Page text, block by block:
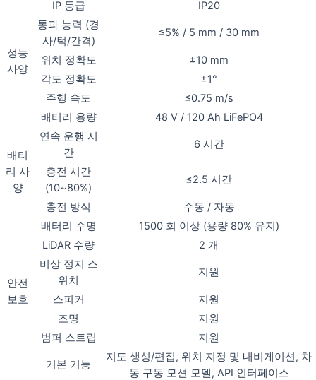
IP 등급 IP20
성능
사양
통과 능력 (경
사/턱/간격)
≤5% / 5 mm / 30 mm
위치 정확도
±10 mm
각도 정확도
±1°
주행 속도
≤0.75 m/s
배터
리 사
양
배터리 용량
48 V / 120 Ah LiFePO4
연속 운행 시
간
6 시간
충전 시간
(10~80%)
≤2.5 시간
충전 방식
수동 / 자동
배터리 수명
1500 회 이상 (용량 80% 유지)
안전
보호
LiDAR 수량
2 개
비상 정지 스
위치
지원
스피커
지원
조명
지원
범퍼 스트립
지원
기본 기능
지도 생성/편집, 위치 지정 및 내비게이션, 차
동 구동 모션 모델, API 인터페이스